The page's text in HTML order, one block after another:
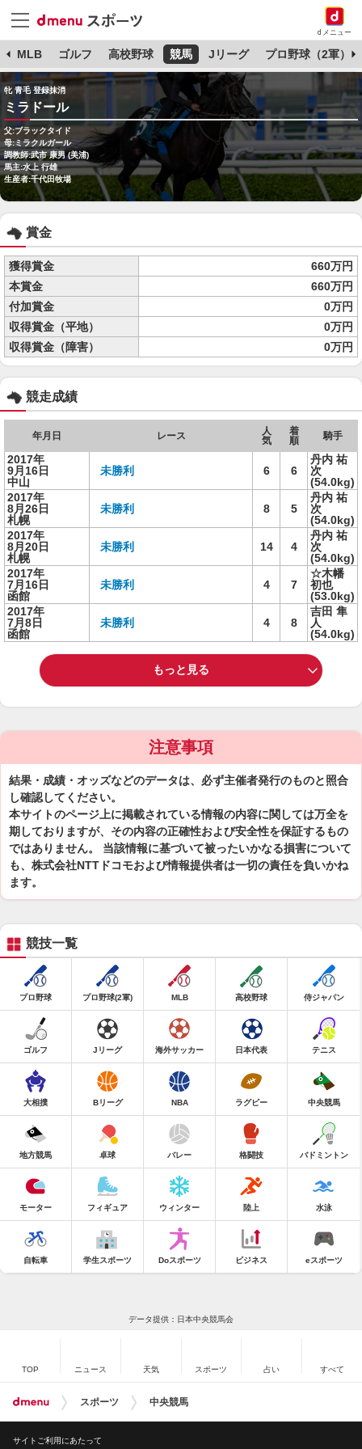
dメニュー
MLB ゴルフ 高校野球 競馬 Jリーグ プロ野球（2軍）
牝 青毛 登録抹消
ミラドール
父:ブラックタイド
母:ミラクルガール
調教師:武市 康男 (美浦)
馬主:水上 行雄
生産者:千代田牧場
賞金
獲得賞金
660万円
本賞金
660万円
付加賞金
0万円
収得賞金（平地）
0万円
収得賞金（障害）
0万円
競走成績
年月日 レース
人
気
着
順
騎手
2017年
9月16日
中山
未勝利 6 6
丹内 祐
次
(54.0kg)
2017年
8月26日
札幌
未勝利 8 5
丹内 祐
次
(54.0kg)
2017年
8月20日
札幌
未勝利 14 4
丹内 祐
次
(54.0kg)
2017年
7月16日
函館
未勝利 4 7
☆木幡
初也
(53.0kg)
2017年
7月8日
函館
未勝利 4 8
吉田 隼
人
(54.0kg)
もっと見る
注意事項
結果・成績・オッズなどのデータは、必ず主催者発行のものと照合
し確認してください。
本サイトのページ上に掲載されている情報の内容に関しては万全を
期しておりますが、その内容の正確性および安全性を保証するもの
ではありません。 当該情報に基づいて被ったいかなる損害について
も、株式会社NTTドコモおよび情報提供者は一切の責任を負いかね
ます。
競技一覧
プロ野球 プロ野球(2軍) MLB 高校野球 侍ジャパン
ゴルフ Jリーグ 海外サッカー 日本代表 テニス
大相撲 Bリーグ NBA ラグビー 中央競馬
地方競馬 卓球 バレー 格闘技 バドミントン
モーター フィギュア ウィンター 陸上 水泳
自転車 学生スポーツ Doスポーツ ビジネス eスポーツ
データ提供：日本中央競馬会
TOP ニュース 天気 スポーツ 占い すべて
スポーツ 中央競馬
サイトご利用にあたって